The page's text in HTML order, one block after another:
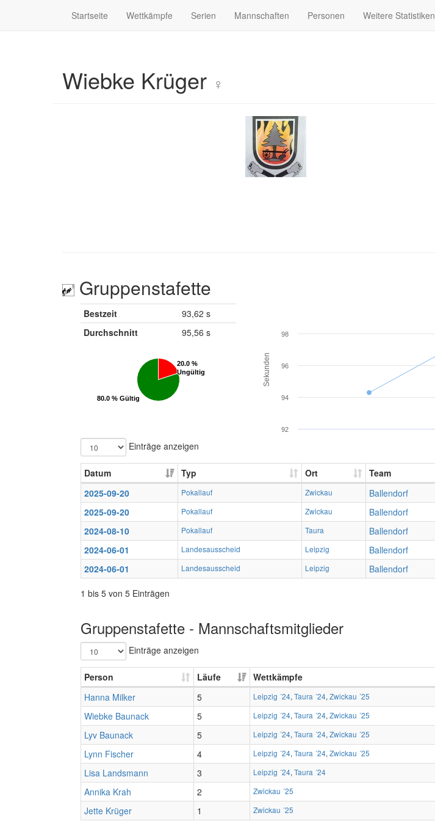
Startseite Wettkämpfe Serien Mannschaften Personen Weitere Statistiken
Wiebke Krüger ♀
Gruppenstafette
Bestzeit
93,62 s
Durchschnitt
95,56 s
20.0 %
Ungültig
20.0 %
Ungültig
80.0 % Gültig
80.0 % Gültig
Sekunden
92
94
96
98
Einträge anzeigen
Datum Typ Ort Team
2025-09-20
Pokallauf Zwickau Ballendorf
2025-09-20
Pokallauf Zwickau Ballendorf
2024-08-10
Pokallauf Taura Ballendorf
2024-06-01
Landesausscheid Leipzig Ballendorf
2024-06-01
Landesausscheid Leipzig Ballendorf
1 bis 5 von 5 Einträgen
Gruppenstafette - Mannschaftsmitglieder
Einträge anzeigen
Person Läufe
Wettkämpfe
Hanna Milker
5 Leipzig ´24, Taura ´24, Zwickau ´25
Wiebke Baunack 5 Leipzig ´24, Taura ´24, Zwickau ´25
Lyv Baunack 5 Leipzig ´24, Taura ´24, Zwickau ´25
Lynn Fischer 4 Leipzig ´24, Taura ´24, Zwickau ´25
Lisa Landsmann 3 Leipzig ´24, Taura ´24
Annika Krah 2 Zwickau ´25
Jette Krüger 1 Zwickau ´25